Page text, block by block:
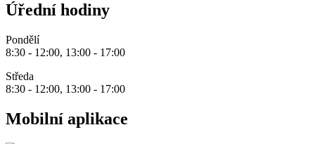
Úřední hodiny
Pondělí
8:30 - 12:00, 13:00 - 17:00
Středa
8:30 - 12:00, 13:00 - 17:00
Mobilní aplikace